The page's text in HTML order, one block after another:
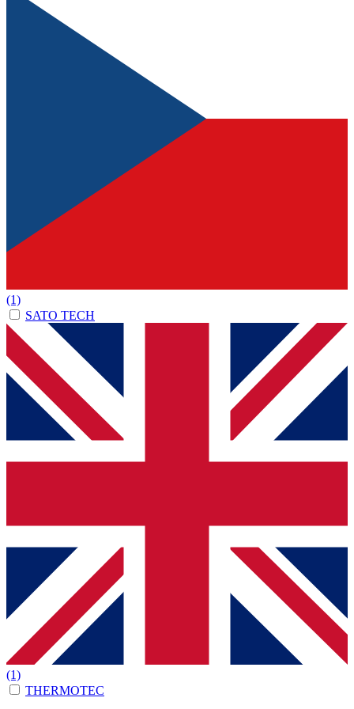
(1)
SATO TECH
(1)
THERMOTEC